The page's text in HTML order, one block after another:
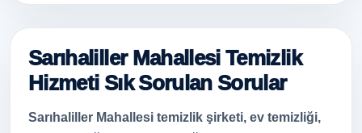
Sarıhaliller Mahallesi Temizlik
Hizmeti Sık Sorulan Sorular
Sarıhaliller Mahallesi temizlik şirketi, ev temizliği,